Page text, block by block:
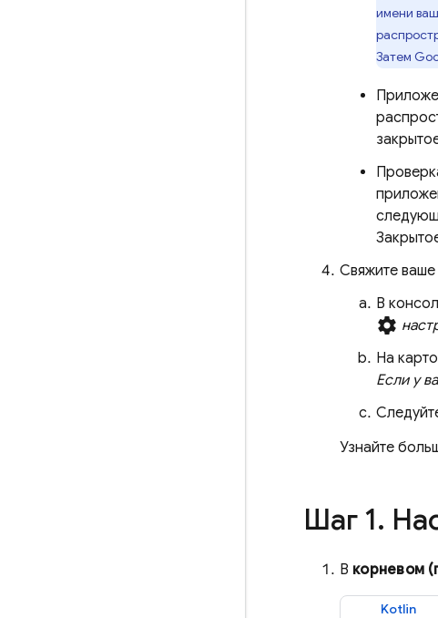
имени
Затем
Свяжите
В
settings
На
Если у
Узнайте
Шаг 1.
В корневом
Kotlin